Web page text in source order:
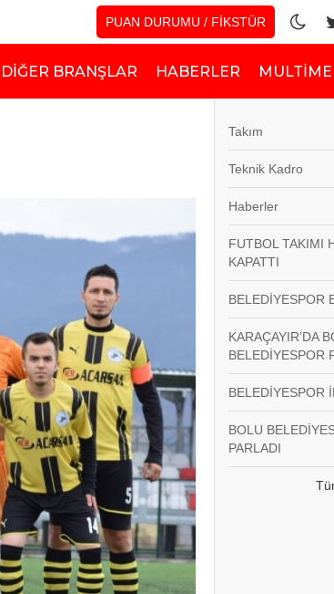
PUAN DURUMU / FİKSTÜR
DIĞER BRANŞLAR HABERLER
Takım
Teknik Kadro
Haberler
FUTBOL TAKIMI
KAPATTI
BELEDİYESPOR
KARAÇAYIR’DA
BELEDİYESPOR
BELEDİYESPOR
BOLU
PARLADI